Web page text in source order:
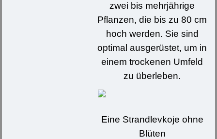
zwei bis mehrjährige
Pflanzen, die bis zu 80 cm
hoch werden. Sie sind
optimal ausgerüstet, um in
einem trockenen Umfeld
zu überleben.
Eine Strandlevkoje ohne
Blüten